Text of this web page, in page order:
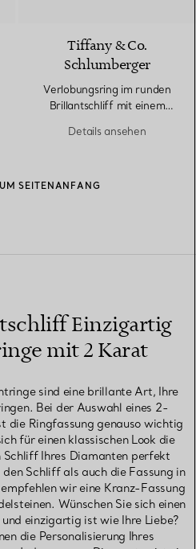
Tiffany & Co.
Schlumberger
Verlobungsring im runden
Brillantschliff mit einem
Details ansehen
SEITENANFANG
Einzigartig
mit 2 Karat
sind eine brillante Art, Ihre
Bei der Auswahl eines 2-
die Ringfassung genauso wichtig
für einen klassischen Look die
Schliff Ihres Diamanten perfekt
Schliff als auch die Fassung in
wir eine Kranz-Fassung
Wünschen Sie sich einen
einzigartig ist wie Ihre Liebe?
die Personalisierung Ihres